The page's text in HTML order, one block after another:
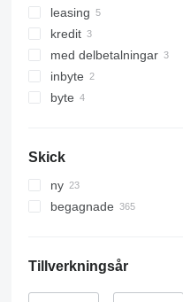
leasing
kredit
med delbetalningar
inbyte
byte
Skick
ny
begagnade
Tillverkningsår